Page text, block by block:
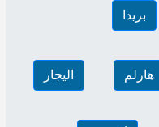
بريدا
هارلم اليجار